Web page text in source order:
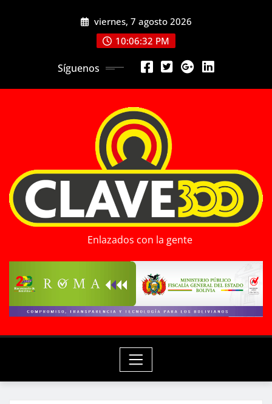
viernes, 7 agosto 2026
10:06:33 PM
Síguenos
Enlazados con la gente